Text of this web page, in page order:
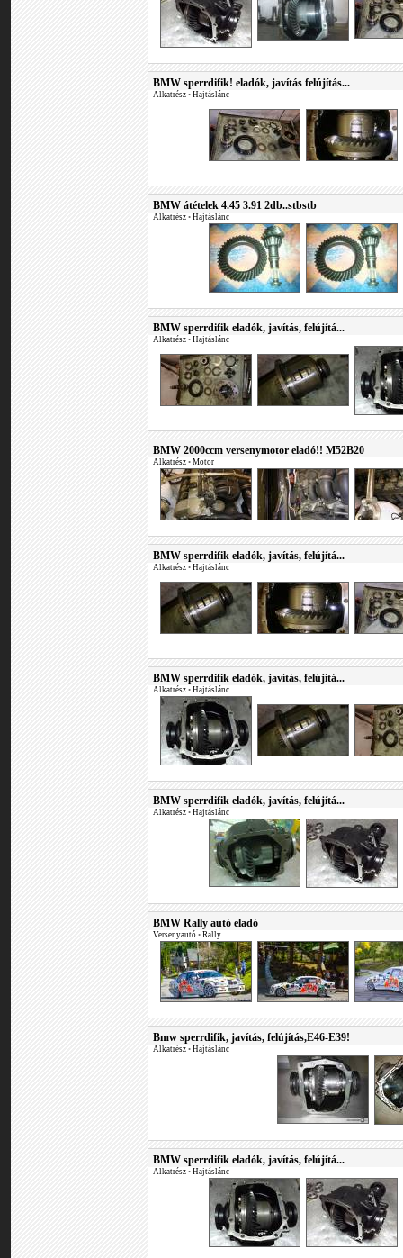
BMW sperrdifik! eladók, javítás felújítás...
Alkatrész • Hajtáslánc
BMW átételek 4.45 3.91 2db..stbstb
Alkatrész • Hajtáslánc
BMW sperrdifik eladók, javítás, felújítá...
Alkatrész • Hajtáslánc
BMW 2000ccm versenymotor eladó!! M52B20
Alkatrész • Motor
BMW sperrdifik eladók, javítás, felújítá...
Alkatrész • Hajtáslánc
BMW sperrdifik eladók, javítás, felújítá...
Alkatrész • Hajtáslánc
BMW sperrdifik eladók, javítás, felújítá...
Alkatrész • Hajtáslánc
BMW Rally autó eladó
Versenyautó • Rally
Bmw sperrdifik, javítás, felújítás,E46-E39!
Alkatrész • Hajtáslánc
BMW sperrdifik eladók, javítás, felújítá...
Alkatrész • Hajtáslánc